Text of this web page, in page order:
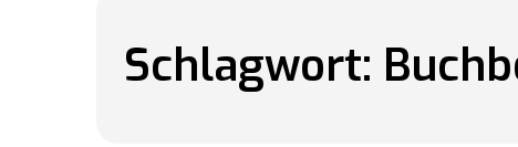
Schlagwort: